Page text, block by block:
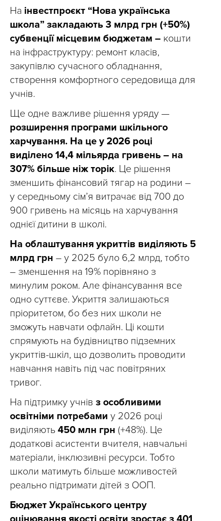
На інвестпроєкт “Нова українська
школа” закладають 3 млрд грн (+50%)
субвенції місцевим бюджетам – кошти
на інфраструктуру: ремонт класів,
закупівлю сучасного обладнання,
створення комфортного середовища для
учнів.
Ще одне важливе рішення уряду —
розширення програми шкільного
харчування. На це у 2026 році
виділено 14,4 мільярда гривень – на
307% більше ніж торік. Це рішення
зменшить фінансовий тягар на родини –
у середньому сім’я витрачає від 700 до
900 гривень на місяць на харчування
однієї дитини в школі.
На облаштування укриттів виділяють 5
млрд грн – у 2025 було 6,2 млрд, тобто
– зменшення на 19% порівняно з
минулим роком. Але фінансування все
одно суттєве. Укриття залишаються
пріоритетом, бо без них школи не
зможуть навчати офлайн. Ці кошти
спрямують на будівництво підземних
укриттів-шкіл, що дозволить проводити
навчання навіть під час повітряних
тривог.
На підтримку учнів з особливими
освітніми потребами у 2026 році
виділяють 450 млн грн (+48%). Це
додаткові асистенти вчителя, навчальні
матеріали, інклюзивні ресурси. Тобто
школи матимуть більше можливостей
реально підтримати дітей з ООП.
Бюджет Українського центру